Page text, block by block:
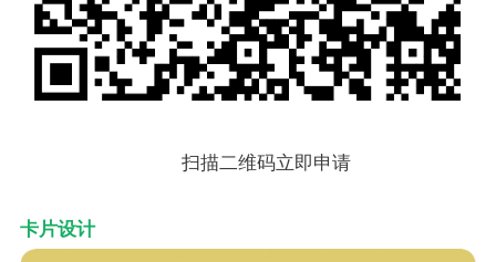
扫描二维码立即申请
卡片设计